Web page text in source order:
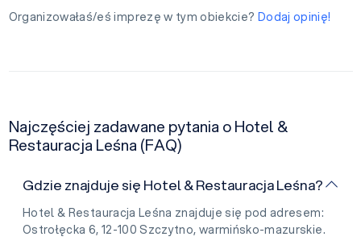
Organizowałaś/eś imprezę w tym obiekcie? Dodaj opinię!
Najczęściej zadawane pytania o Hotel &
Restauracja Leśna (FAQ)
Gdzie znajduje się Hotel & Restauracja Leśna?
Hotel & Restauracja Leśna znajduje się pod adresem:
Ostrołęcka 6, 12-100 Szczytno, warmińsko-mazurskie.